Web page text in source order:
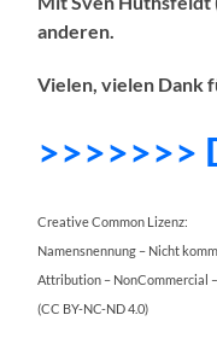
anderen.
Vielen, vielen Dank
>>>>>>>
Creative Common Lizenz:
Namensnennung – Nicht
Attribution – NonCommercial
(CC BY-NC-ND 4.0)